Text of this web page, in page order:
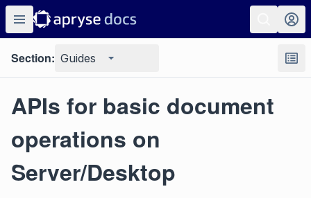
Section: Guides
APIs for basic document
operations on
Server/Desktop